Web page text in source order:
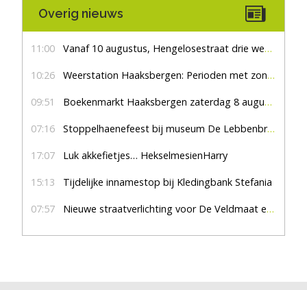
Overig nieuws
11:00 Vanaf 10 augustus, Hengelosestraat drie weken dicht voor doorgaand verkeer
10:26 Weerstation Haaksbergen: Perioden met zon en droog
09:51 Boekenmarkt Haaksbergen zaterdag 8 augustus, marktplein Haaksbergen
07:16 Stoppelhaenefeest bij museum De Lebbenbrugge
17:07 Luk akkefietjes… HekselmesienHarry
15:13 Tijdelijke innamestop bij Kledingbank Stefania
07:57 Nieuwe straatverlichting voor De Veldmaat en De Pas